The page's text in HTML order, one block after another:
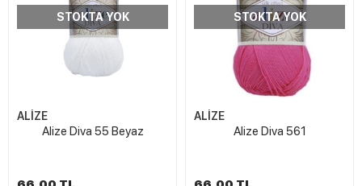
STOKTA YOK
ALİZE
Alize Diva 55 Beyaz
STOKTA YOK
ALİZE
Alize Diva 561